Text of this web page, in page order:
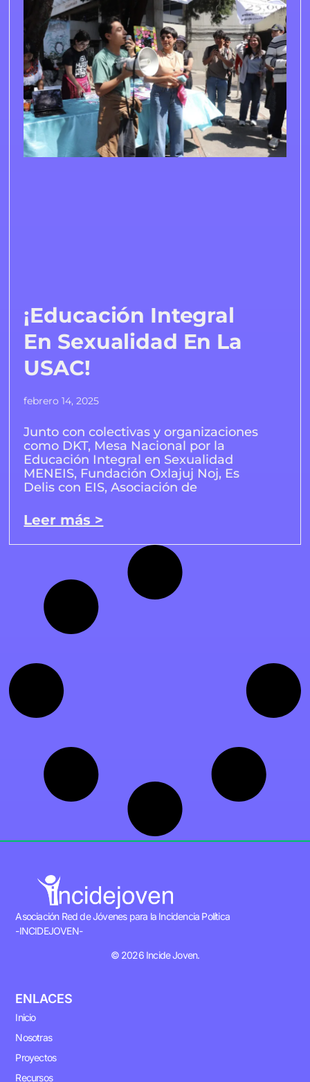
¡Educación Integral
En Sexualidad En La
USAC!
febrero 14, 2025
Junto con colectivas y organizaciones
como DKT, Mesa Nacional por la
Educación Integral en Sexualidad
MENEIS, Fundación Oxlajuj Noj, Es
Delis con EIS, Asociación de
Leer más >
Asociación Red de Jóvenes para la Incidencia Política
-INCIDEJOVEN-
© 2026 Incide Joven.
ENLACES
Inicio
Nosotras
Proyectos
Recursos